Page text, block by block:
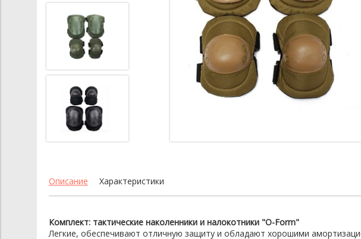
Описание Характеристики
Комплект: тактические наколенники и налокотники "O-Form"
Легкие, обеспечивают отличную защиту и обладают хорошими